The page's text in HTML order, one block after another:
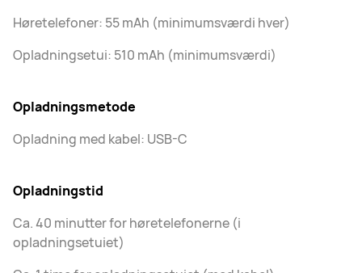
Høretelefoner: 55 mAh (minimumsværdi hver)
Opladningsetui: 510 mAh (minimumsværdi)
Opladningsmetode
Opladning med kabel: USB-C
Opladningstid
Ca. 40 minutter for høretelefonerne (i
opladningsetuiet)